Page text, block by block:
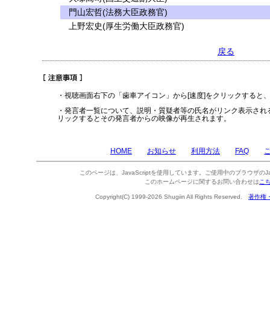
門山宏哲(法務大臣政務官)
上野宏史(厚生労働大臣政務官)
戻る
・視聴画面右下の「歯車アイコン」から[速度]をクリックすると
・発言者一覧について、説明・質疑者等の氏名がリンク表示さ
リックするとその発言者からの映像が再生されます。
HOME お知らせ 利用方法 FAQ
このページは、JavaScriptを使用しています。ご使用中のブラウザの
このホームページに関するお問い合わせは こ
Copyright(C) 1999-2026 Shugiin All Rights Reserved. 著作権